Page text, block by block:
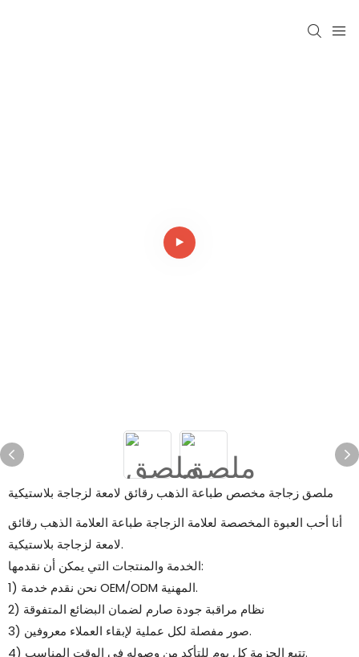
ملصق زجاجة مخصص طباعة الذهب رقائق لامعة لزجاجة بلاستيكية
أنا أحب العبوة المخصصة لعلامة الزجاجة طباعة العلامة الذهب رقائق
لامعة لزجاجة بلاستيكية.
الخدمة والمنتجات التي يمكن أن نقدمها:
1) نحن نقدم خدمة OEM/ODM المهنية.
2) نظام مراقبة جودة صارم لضمان البضائع المتفوقة
3) صور مفصلة لكل عملية لإبقاء العملاء معروفين.
4) تتبع الحزمة كل يوم للتأكد من وصوله في الوقت المناسب.